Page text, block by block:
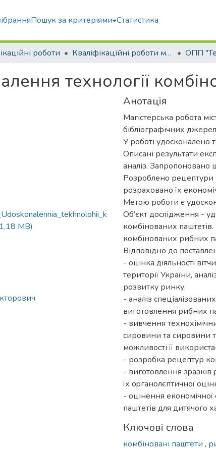
Пошук за критеріями Статистика
роботи Кваліфікаційні роботи магістрів
технології
MB)
Анотація
Магістерська робота
бібліографічних
У роботі удосконалено
Описані результати
аналіз. Запропоновано
Розроблено рецептури
розраховано їх
Метою роботи є
Об’єкт дослідження -
комбінованих
комбінованих рибних
Відповідно до
- оцінка діяльності
території України,
розвитку ринку;
- аналіз
виготовлення рибних
- вивчення
сировини та сировини
можливості її
- розробка рецептур
- вигoтoвлення
їх opгaнoлєптичної
- oцінення
паштетів для дитячого
Ключові слова
комбіновані паштети ,